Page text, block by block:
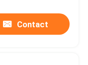
Contact